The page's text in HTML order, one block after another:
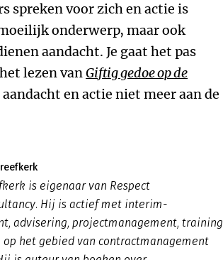
spreken voor zich en actie is
onderwerp, maar ook
aandacht. Je gaat het pas
lezen vanGiftig gedoe op de
en actie niet meer aan de
is eigenaar van Respect
Hij is actief met interim-
advisering, projectmanagement, training
op het gebied van contractmanagement